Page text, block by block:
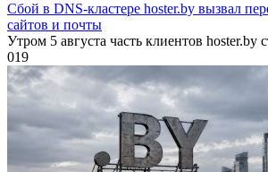
Сбой в DNS-кластере hoster.by вызвал
сайтов и почты
Утром 5 августа часть клиентов hoster.by
019